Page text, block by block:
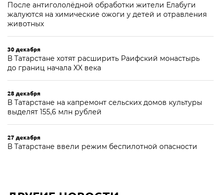
После антигололёдной обработки жители Елабуги
жалуются на химические ожоги у детей и отравления
животных
30 декабря
В Татарстане хотят расширить Раифский монастырь
до границ начала XX века
28 декабря
В Татарстане на капремонт сельских домов культуры
выделят 155,6 млн рублей
27 декабря
В Татарстане ввели режим беспилотной опасности